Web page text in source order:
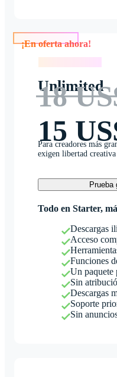
Unlimited
18
15
Para creadores más
exigen libertad creativa
Prueba
Todo en Starter,
Descargas
Acceso
Funciones
Un paquete
Sin
Descargas
Soporte
Sin